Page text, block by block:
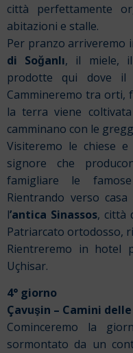
città perfettamente
abitazioni e stalle.
Per pranzo arriveremo
di Soğanlı, il miele,
prodotte qui dove il
Cammineremo tra orti,
la terra viene
camminano con le
Visiteremo le chiese
signore che
famigliare le
Rientrando verso
l’antica Sinassos, città
Patriarcato ortodosso,
Rientreremo in hotel
Uçhisar.
4° giorno
Çavuşin – Camini
Cominceremo la
sormontato da un